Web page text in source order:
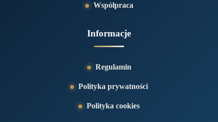
Współpraca
Informacje
Regulamin
Polityka prywatności
Polityka cookies